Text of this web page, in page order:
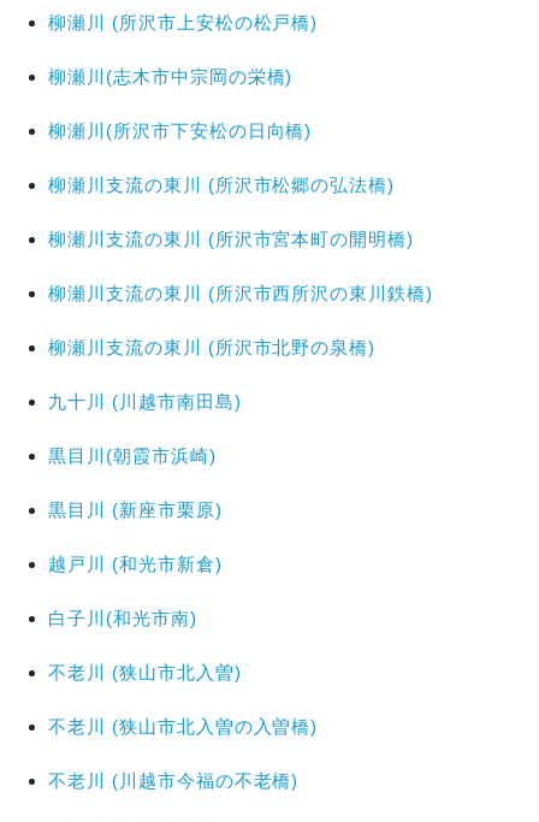
柳瀬川 (所沢市上安松の松戸橋)
柳瀬川(志木市中宗岡の栄橋)
柳瀬川(所沢市下安松の日向橋)
柳瀬川支流の東川 (所沢市松郷の弘法橋)
柳瀬川支流の東川 (所沢市宮本町の開明橋)
柳瀬川支流の東川 (所沢市西所沢の東川鉄橋)
柳瀬川支流の東川 (所沢市北野の泉橋)
九十川 (川越市南田島)
黒目川(朝霞市浜崎)
黒目川 (新座市栗原)
越戸川 (和光市新倉)
白子川(和光市南)
不老川 (狭山市北入曽)
不老川 (狭山市北入曽の入曽橋)
不老川 (川越市今福の不老橋)